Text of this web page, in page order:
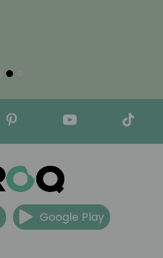
Google Play